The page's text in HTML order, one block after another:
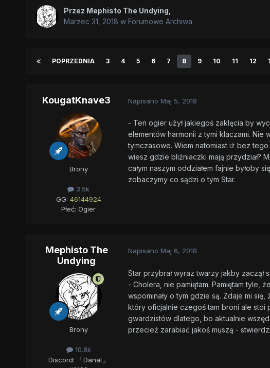
Przez Mephisto The Undying
Marzec 31, 2018 w Forumowe Archiwa
POPRZEDNIA 3 4 5 6 7 8 9 10 11 12
KougatKnave3
Brony
3.5k
GG: 46144924
Płeć: Ogier
Napisano Maj 5, 2018
- Ten ogier użył jakiegoś zaklęcia by
elementów harmonii z tymi klaczami.
tymczasowe. Wiem natomiast iż bez
wiesz gdzie bliźniaczki mają przydział?
całym naszym oddziałem fajnie byłoby
zobaczymy co sądzi o tym Star.
Mephisto The
Undying
Brony
10.8k
Discord: 「Danat」
Napisano Maj 6, 2018
Star przybrał wyraz twarzy jakby zaczął
- Cholera, nie pamiętam. Pamiętam tyle,
wspominały o tym gdzie są. Zdaje mi
który oficjalnie czegoś tam broni ale stoi
gwardzistów dlatego, bo aktualnie
przecież zarabiać jakoś muszą -